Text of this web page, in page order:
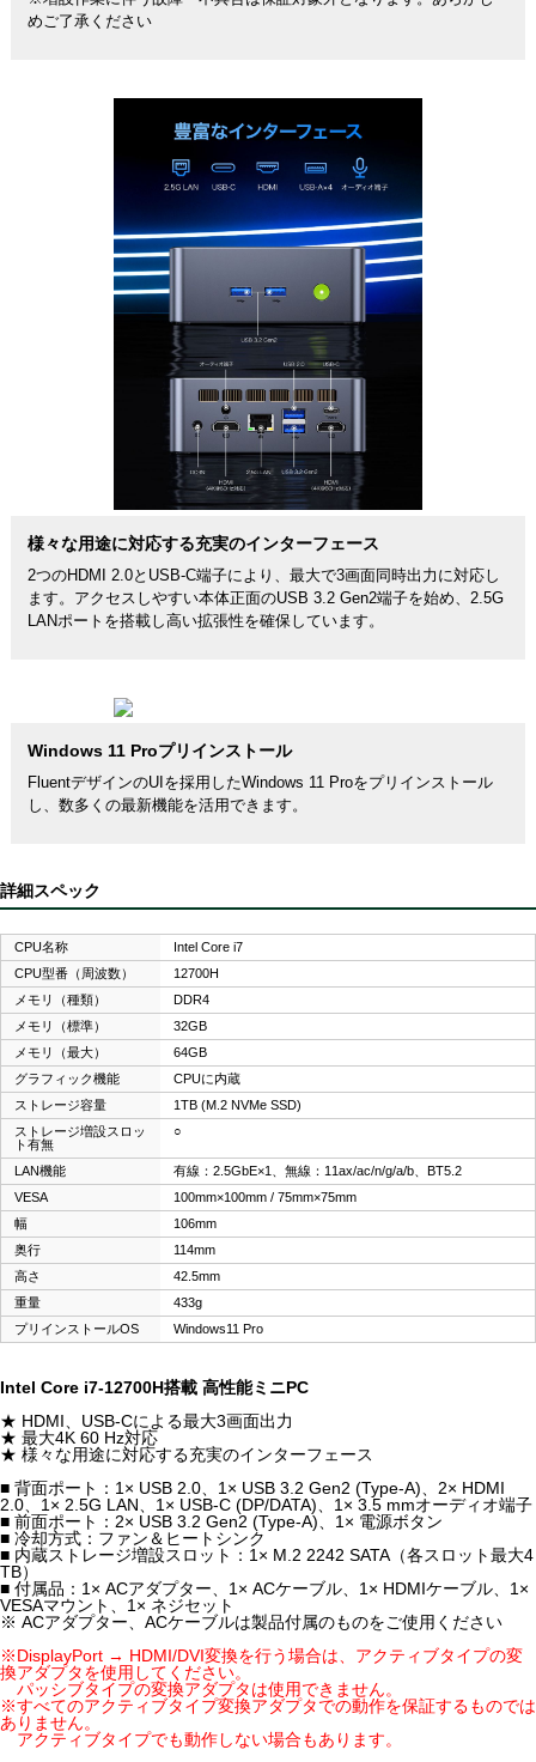
めご了承ください
様々な用途に対応する充実のインターフェース
2つのHDMI 2.0とUSB-C端子により、最大で3画面同時出力に対応し
ます。アクセスしやすい本体正面のUSB 3.2 Gen2端子を始め、2.5G
LANポートを搭載し高い拡張性を確保しています。
Windows 11 Proプリインストール
FluentデザインのUIを採用したWindows 11 Proをプリインストール
し、数多くの最新機能を活用できます。
詳細スペック
CPU名称
Intel Core i7
CPU型番（周波数）
12700H
メモリ（種類）
DDR4
メモリ（標準）
32GB
メモリ（最大）
64GB
グラフィック機能
CPUに内蔵
ストレージ容量
1TB (M.2 NVMe SSD)
ストレージ増設スロッ
ト有無
○
LAN機能
有線：2.5GbE×1、無線：11ax/ac/n/g/a/b、BT5.2
VESA
100mm×100mm / 75mm×75mm
幅
106mm
奥行
114mm
高さ
42.5mm
重量
433g
プリインストールOS
Windows11 Pro
Intel Core i7-12700H搭載 高性能ミニPC
★ HDMI、USB-Cによる最大3画面出力
★ 最大4K 60 Hz対応
★ 様々な用途に対応する充実のインターフェース
■ 背面ポート：1× USB 2.0、1× USB 3.2 Gen2 (Type-A)、2× HDMI
2.0、1× 2.5G LAN、1× USB-C (DP/DATA)、1× 3.5 mmオーディオ端子
■ 前面ポート：2× USB 3.2 Gen2 (Type-A)、1× 電源ボタン
■ 冷却方式：ファン＆ヒートシンク
■ 内蔵ストレージ増設スロット：1× M.2 2242 SATA（各スロット最大4
TB）
■ 付属品：1× ACアダプター、1× ACケーブル、1× HDMIケーブル、1×
VESAマウント、1× ネジセット
※ ACアダプター、ACケーブルは製品付属のものをご使用ください
※DisplayPort → HDMI/DVI変換を行う場合は、アクティブタイプの変
換アダプタを使用してください。
パッシブタイプの変換アダプタは使用できません。
※すべてのアクティブタイプ変換アダプタでの動作を保証するものでは
ありません。
アクティブタイプでも動作しない場合もあります。